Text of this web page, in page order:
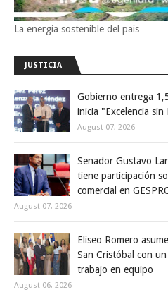
La energía sostenible del pais
JUSTICIA
Gobierno entrega
inicia "Excelencia sin
August 07, 2026
Senador Gustavo
tiene participación
comercial en
August 07, 2026
Eliseo Romero
San Cristóbal con
trabajo en equipo
August 06, 2026